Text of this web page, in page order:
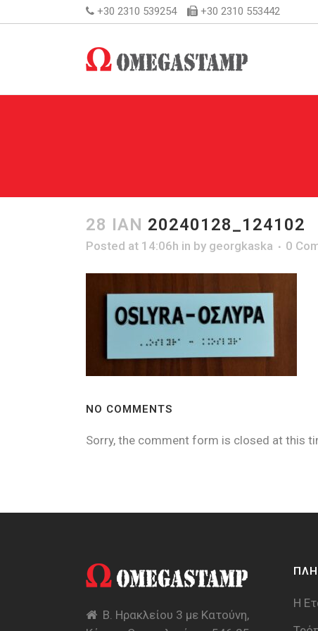
+30 2310 539254 +30 2310 553442
28 ΙΑΝ 20240128_124102
Posted at 14:06h in by georgkaska 0
NO COMMENTS
Sorry, the comment form is closed at this
Β. Ηρακλείου 3 με Κατούνη,
Η